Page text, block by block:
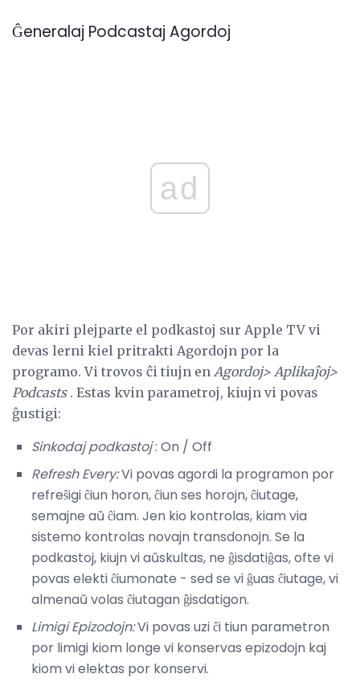
Ĝeneralaj Podcastaj Agordoj
ad
Por akiri plejparte el podkastoj sur Apple TV vi
devas lerni kiel pritrakti Agordojn por la
programo. Vi trovos ĉi tiujn en Agordoj> Aplikaĵoj>
Podcasts. Estas kvin parametroj, kiujn vi povas
ĝustigi:
Sinkodaj podkastoj: On / Off
Refresh Every:Vi povas agordi la programon por
refreŝigi ĉiun horon, ĉiun ses horojn, ĉiutage,
semajne aŭ ĉiam. Jen kio kontrolas, kiam via
sistemo kontrolas novajn transdonojn. Se la
podkastoj, kiujn vi aŭskultas, ne ĝisdatiĝas, ofte vi
povas elekti ĉiumonate - sed se vi ĝuas ĉiutage, vi
almenaŭ volas ĉiutagan ĝisdatigon.
Limigi Epizodojn:Vi povas uzi ĉi tiun parametron
por limigi kiom longe vi konservas epizodojn kaj
kiom vi elektas por konservi.